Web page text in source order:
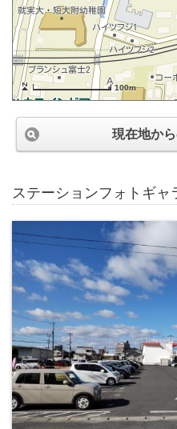
100m
現在地か
ステーションフォトギャ